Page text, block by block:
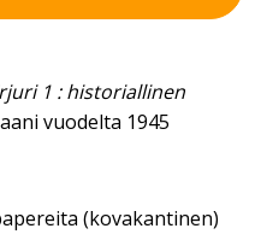
1 : historiallinen
vuodelta 1945
(kovakantinen)